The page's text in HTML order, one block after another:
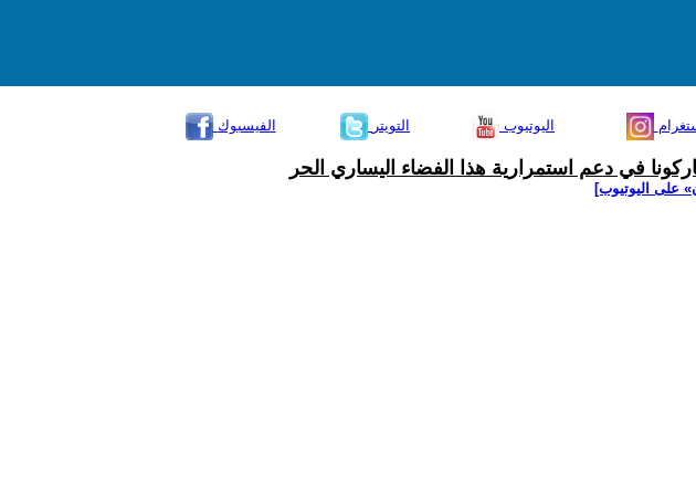
الفيسبوك
التويتر اليوتيوب
في دعم استمرارية هذا الفضاء اليساري الحر
على اليوتيوب]